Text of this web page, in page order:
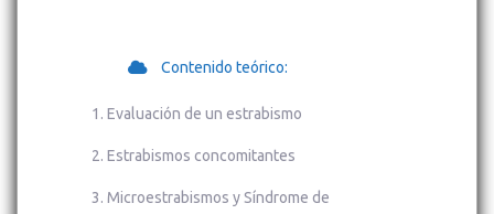
Contenido teórico:
Evaluación de un estrabismo
Estrabismos concomitantes
Microestrabismos y Síndrome de